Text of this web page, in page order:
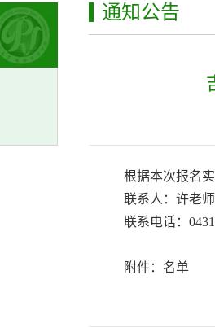
通知公告
根据本次报名
联系人：许老师
联系电话：
附件：名单